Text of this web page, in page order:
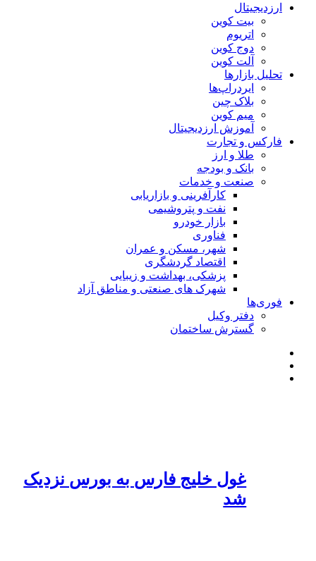
ارزدیجیتال
بیت کوین
اتریوم
دوج کوین
آلت کوین
تحلیل بازارها
ایردراپ‌ها
بلاک چین
میم کوین‌
آموزش ارزدیجیتال
فارکس و تجارت
طلا و ارز
بانک و بودجه
صنعت و خدمات
کارآفرینی و بازاریابی
نفت و پتروشیمی
بازار خودرو
فناوری
شهر، مسکن و عمران
اقتصاد گردشگری
پزشکی، بهداشت و زیبایی
شهرک های صنعتی و مناطق آزاد
فوری‌ها
دفتر وکیل
گسترش ساختمان
غول خلیج فارس به بورس نزدیک
شد